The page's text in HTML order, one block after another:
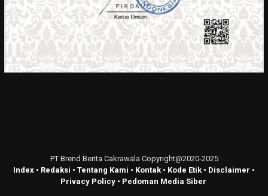
PT Brend Berita Cakrawala Copyright@2020-2025
Index • Redaksi • Tentang Kami • Kontak • Kode Etik • Disclaimer •
Privacy Policy• Pedoman Media Siber